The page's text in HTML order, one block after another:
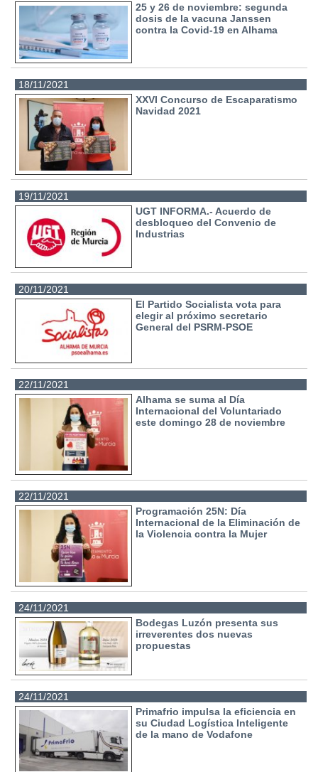
25 y 26 de noviembre: segunda
dosis de la vacuna Janssen
contra la Covid-19 en Alhama
18/11/2021
XXVI Concurso de Escaparatismo
Navidad 2021
19/11/2021
UGT INFORMA.- Acuerdo de
desbloqueo del Convenio de
Industrias
20/11/2021
El Partido Socialista vota para
elegir al próximo secretario
General del PSRM-PSOE
22/11/2021
Alhama se suma al Día
Internacional del Voluntariado
este domingo 28 de noviembre
22/11/2021
Programación 25N: Día
Internacional de la Eliminación de
la Violencia contra la Mujer
24/11/2021
Bodegas Luzón presenta sus
irreverentes dos nuevas
propuestas
24/11/2021
Primafrio impulsa la eficiencia en
su Ciudad Logística Inteligente
de la mano de Vodafone